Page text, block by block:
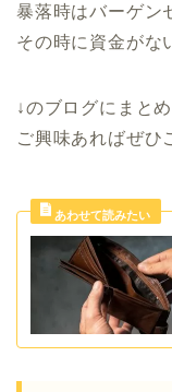
暴落時はバーゲン
その時に資金がな
↓のブログにまと
ご興味あればぜひ